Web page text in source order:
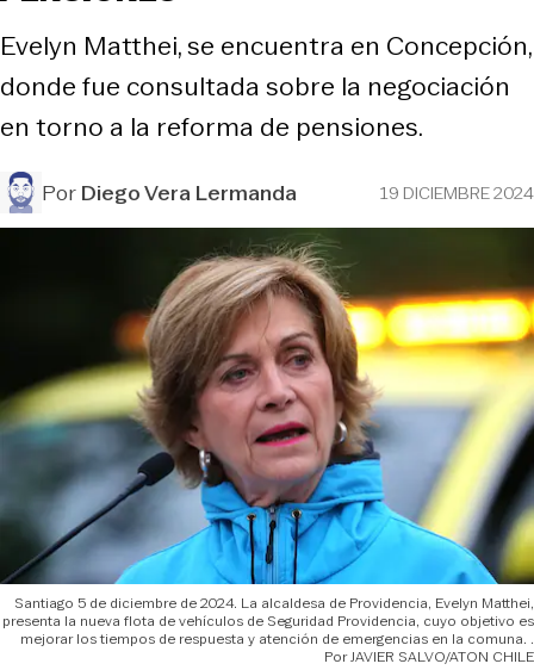
Evelyn Matthei, se encuentra en Concepción,
donde fue consultada sobre la negociación
en torno a la reforma de pensiones.
PorDiego Vera Lermanda 19 DICIEMBRE 2024
Santiago 5 de diciembre de 2024. La alcaldesa de Providencia, Evelyn Matthei,
presenta la nueva flota de vehículos de Seguridad Providencia, cuyo objetivo es
mejorar los tiempos de respuesta y atención de emergencias en la comuna.
JAVIER SALVO/ATON CHILE